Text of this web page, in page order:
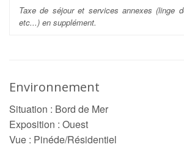
Taxe de séjour et services annexes (linge
etc...) en supplément.
Environnement
Situation : Bord de Mer
Exposition : Ouest
Vue : Pinéde/Résidentiel